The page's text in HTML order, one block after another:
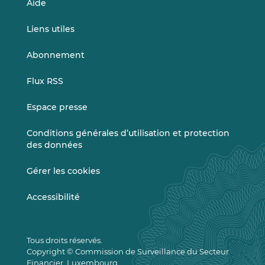
Aide
Liens utiles
Abonnement
Flux RSS
Espace presse
Conditions générales d’utilisation et protection
des données
Gérer les cookies
Accessibilité
Tous droits réservés.
Copyright © Commission de Surveillance du Secteur
Financier, Luxembourg